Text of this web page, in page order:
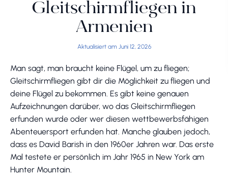
Gleitschirmfliegen in
Armenien
Aktualisiert am Juni 12, 2026
Man sagt, man braucht keine Flügel, um zu fliegen;
Gleitschirmfliegen gibt dir die Möglichkeit zu fliegen und
deine Flügel zu bekommen. Es gibt keine genauen
Aufzeichnungen darüber, wo das Gleitschirmfliegen
erfunden wurde oder wer diesen wettbewerbsfähigen
Abenteuersport erfunden hat. Manche glauben jedoch,
dass es David Barish in den 1960er Jahren war. Das erste
Mal testete er persönlich im Jahr 1965 in New York am
Hunter Mountain.